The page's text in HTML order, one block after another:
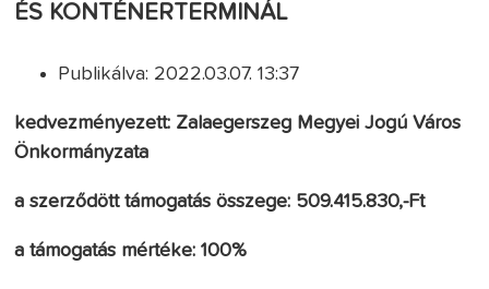
ÉS KONTÉNERTERMINÁL
Publikálva: 2022.03.07. 13:37
kedvezményezett: Zalaegerszeg Megyei Jogú Város
Önkormányzata
a szerződött támogatás összege: 509.415.830,-Ft
a támogatás mértéke: 100%